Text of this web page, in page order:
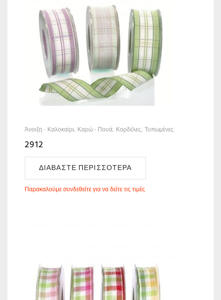
Άνοιξη - Καλοκαίρι Καρώ - Πουά Κορδέλες Τυπωμένες
2912
ΔΙΑΒΆΣΤΕ ΠΕΡΙΣΣΌΤΕΡΑ
Παρακαλούμε συνδεθείτε για να δείτε τις τιμές